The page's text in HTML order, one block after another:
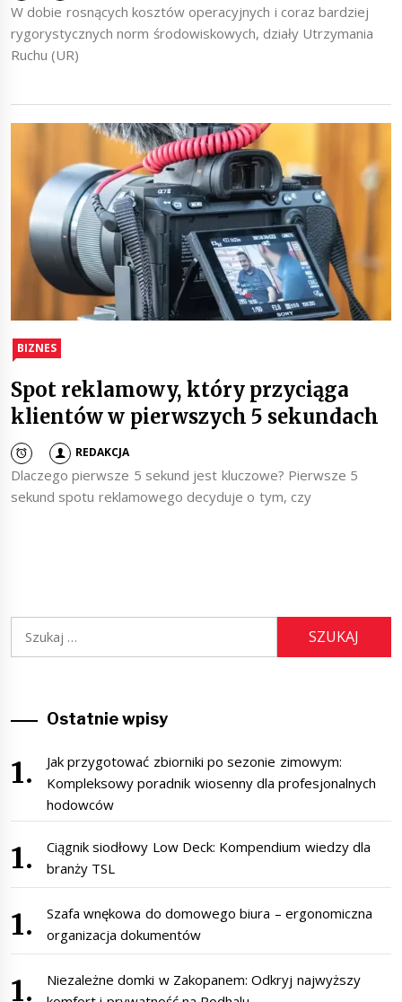
W dobie rosnących kosztów operacyjnych i coraz bardziej
rygorystycznych norm środowiskowych, działy Utrzymania
Ruchu (UR)
BIZNES
Spot reklamowy, który przyciąga
klientów w pierwszych 5 sekundach
REDAKCJA
Dlaczego pierwsze 5 sekund jest kluczowe? Pierwsze 5
sekund spotu reklamowego decyduje o tym, czy
Szukaj:
Ostatnie wpisy
Jak przygotować zbiorniki po sezonie zimowym:
Kompleksowy poradnik wiosenny dla profesjonalnych
hodowców
Ciągnik siodłowy Low Deck: Kompendium wiedzy dla
branży TSL
Szafa wnękowa do domowego biura – ergonomiczna
organizacja dokumentów
Niezależne domki w Zakopanem: Odkryj najwyższy